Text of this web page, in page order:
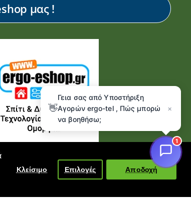
Κλείσιμο Επιλογές Αποδοχή
μας !
👋
Γεια σας από Υποστήριξη
Αγορών ergo-tel , Πώς μπορώ
να βοηθήσω;
×
1